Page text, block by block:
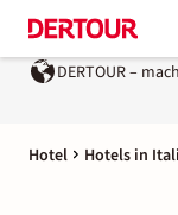
DERTOUR –
Hotel Hotels in